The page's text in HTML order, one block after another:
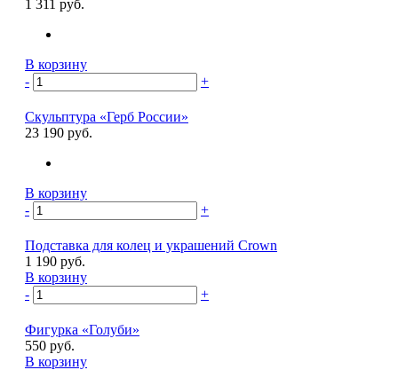
1 311 руб.
В корзину
-
+
Скульптура «Герб России»
23 190 руб.
В корзину
-
+
Подставка для колец и украшений Crown
1 190 руб.
В корзину
-
+
Фигурка «Голуби»
550 руб.
В корзину